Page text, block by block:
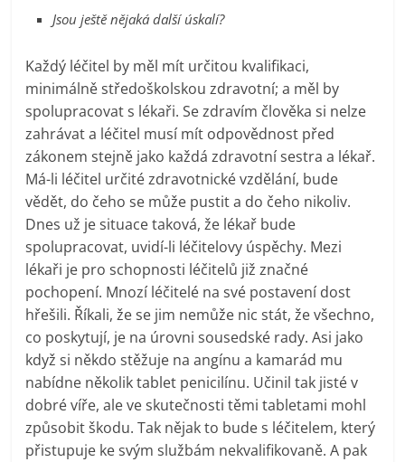
Jsou ještě nějaká další úskalí?
Každý léčitel by měl mít určitou kvalifikaci,
minimálně středoškolskou zdravotní; a měl by
spolupracovat s lékaři. Se zdravím člověka si nelze
zahrávat a léčitel musí mít odpovědnost před
zákonem stejně jako každá zdravotní sestra a lékař.
Má-li léčitel určité zdravotnické vzdělání, bude
vědět, do čeho se může pustit a do čeho nikoliv.
Dnes už je situace taková, že lékař bude
spolupracovat, uvidí-li léčitelovy úspěchy. Mezi
lékaři je pro schopnosti léčitelů již značné
pochopení. Mnozí léčitelé na své postavení dost
hřešili. Říkali, že se jim nemůže nic stát, že všechno,
co poskytují, je na úrovni sousedské rady. Asi jako
když si někdo stěžuje na angínu a kamarád mu
nabídne několik tablet penicilínu. Učinil tak jisté v
dobré víře, ale ve skutečnosti těmi tabletami mohl
způsobit škodu. Tak nějak to bude s léčitelem, který
přistupuje ke svým službám nekvalifikovaně. A pak